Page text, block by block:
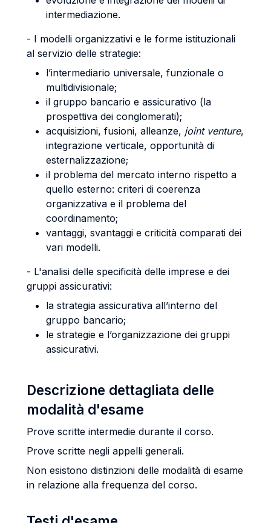
intermediazione.
- I modelli organizzativi e le forme istituzionali
al servizio delle strategie:
l’intermediario universale, funzionale o
multidivisionale;
il gruppo bancario e assicurativo (la
prospettiva dei conglomerati);
acquisizioni, fusioni, alleanze, joint venture,
integrazione verticale, opportunità di
esternalizzazione;
il problema del mercato interno rispetto a
quello esterno: criteri di coerenza
organizzativa e il problema del
coordinamento;
vantaggi, svantaggi e criticità comparati dei
vari modelli.
- L'analisi delle specificità delle imprese e dei
gruppi assicurativi:
la strategia assicurativa all’interno del
gruppo bancario;
le strategie e l’organizzazione dei gruppi
assicurativi.
Descrizione dettagliata delle
modalità d'esame
Prove scritte intermedie durante il corso.
Prove scritte negli appelli generali.
Non esistono distinzioni delle modalità di esame
in relazione alla frequenza del corso.